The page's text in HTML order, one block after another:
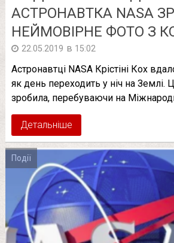
АСТРОНАВТКА NASA
НЕЙМОВІРНЕ ФОТО З
22.05.2019 в 15:02
Астронавтці NASA Крістіні Кох
як день переходить у ніч на Землі.
зробила, перебуваючи на
Детальніше
Події